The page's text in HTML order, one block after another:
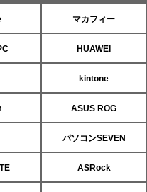
マカフィー
HUAWEI
kintone
ASUS ROG
パソコンSEVEN
ASRock